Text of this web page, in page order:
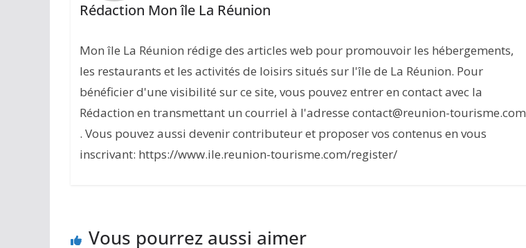
Rédaction Mon île La Réunion
Mon île La Réunion rédige des articles web pour promouvoir les hébergements,
les restaurants et les activités de loisirs situés sur l'île de La Réunion. Pour
bénéficier d'une visibilité sur ce site, vous pouvez entrer en contact avec la
Rédaction en transmettant un courriel à l'adresse contact@reunion-tourisme.com
. Vous pouvez aussi devenir contributeur et proposer vos contenus en vous
inscrivant: https://www.ile.reunion-tourisme.com/register/
Vous pourrez aussi aimer